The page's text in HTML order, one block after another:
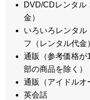
DVD/CDレンタル
金）
いろいろレンタ
フ（レンタル代金
通販（参考価格が
部の商品を除く）
通販（アイドルオ
英会話